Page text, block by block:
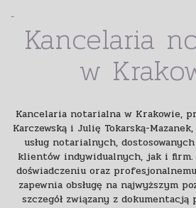
- Kancelaria
w
Kancelaria notarialna w Krakowie,
Karczewską i Julię Tokarską-
usług notarialnych,
klientów indywidualnych, jak i
doświadczeniu oraz
zapewnia obsługę na najwyższym
szczegół związany z